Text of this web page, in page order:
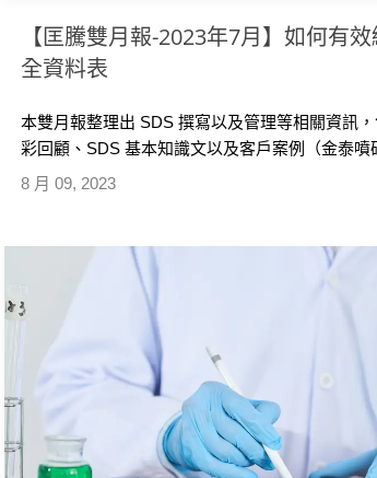
【匡騰雙月報-2023年7月】如何有
全資料表
8 月 09, 2023
本雙月報整理出 SDS 撰寫以及管理等相關資訊
彩回顧、SDS 基本知識文以及客戶案例（金泰噴
月及九月舉辦 SDS 免費線上研討會【進出口化學